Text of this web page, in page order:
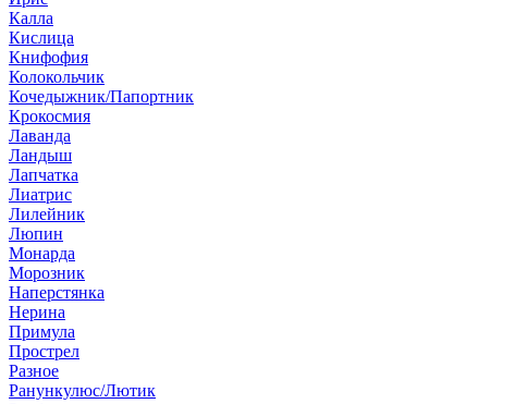
Калла
Кислица
Книфофия
Колокольчик
Кочедыжник/Папортник
Крокосмия
Лаванда
Ландыш
Лапчатка
Лиатрис
Лилейник
Люпин
Монарда
Морозник
Наперстянка
Нерина
Примула
Прострел
Разное
Ранункулюс/Лютик